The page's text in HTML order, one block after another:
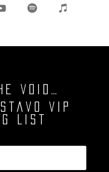
VOID…
VIP
List